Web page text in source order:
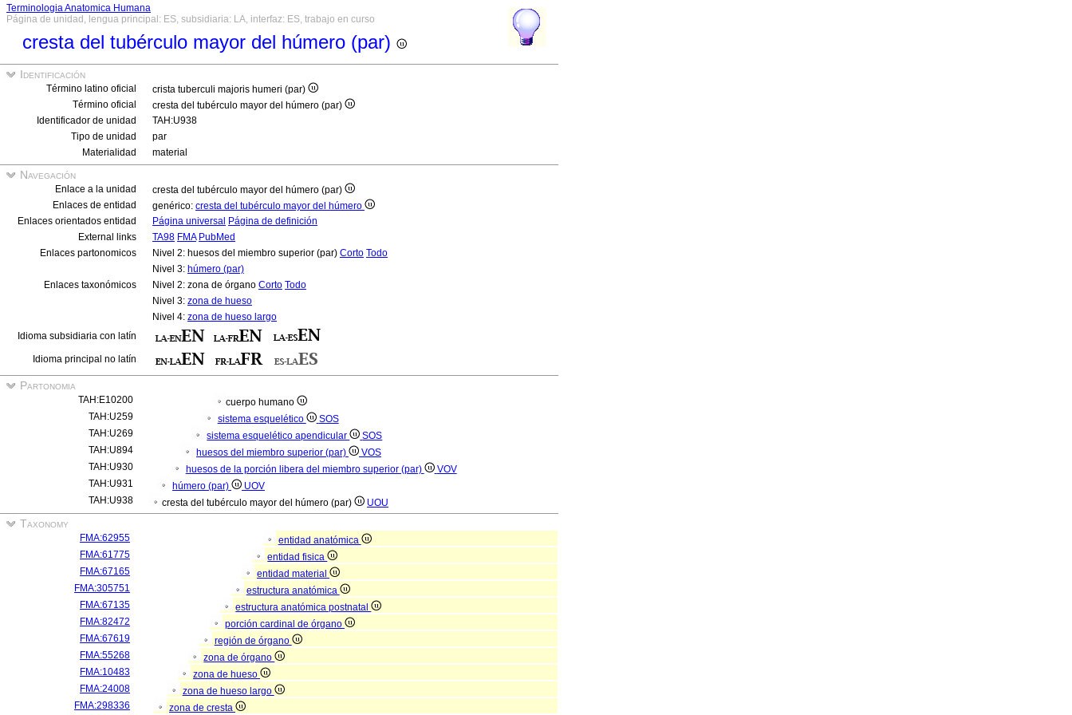
Terminologia Anatomica Humana
Página de unidad, lengua principal: ES, subsidiaria: LA, interfaz: ES, trabajo en curso
cresta del tubérculo mayor del húmero (par)
Identificación
Término latino oficial
crista tuberculi majoris humeri (par)
Término oficial
cresta del tubérculo mayor del húmero (par)
Identificador de unidad
TAH:U938
Tipo de unidad
par
Materialidad
material
Navegación
Enlace a la unidad
cresta del tubérculo mayor del húmero (par)
Enlaces de entidad
genérico: cresta del tubérculo mayor del húmero
Enlaces orientados entidad
Página universal Página de definición
External links
TA98 FMA PubMed
Enlaces partonomicos
Nivel 2: huesos del miembro superior (par) Corto Todo
Nivel 3: húmero (par)
Enlaces taxonómicos
Nivel 2: zona de órgano Corto Todo
Nivel 3: zona de hueso
Nivel 4: zona de hueso largo
Idioma subsidiaria con latín
Idioma principal no latín
Partonomia
TAH:E10200
cuerpo humano
TAH:U259
sistema esquelético
SOS
TAH:U269
sistema esquelético apendicular
SOS
TAH:U894
huesos del miembro superior (par)
VOS
TAH:U930
huesos de la porción libera del miembro superior (par)
VOV
TAH:U931
húmero (par)
UOV
TAH:U938
cresta del tubérculo mayor del húmero (par) UOU
Taxonomy
FMA:62955
entidad anatómica
FMA:61775
entidad fisica
FMA:67165
entidad material
FMA:305751
estructura anatómica
FMA:67135
estructura anatómica postnatal
FMA:82472
porción cardinal de órgano
FMA:67619
región de órgano
FMA:55268
zona de órgano
FMA:10483
zona de hueso
FMA:24008
zona de hueso largo
FMA:298336
zona de cresta